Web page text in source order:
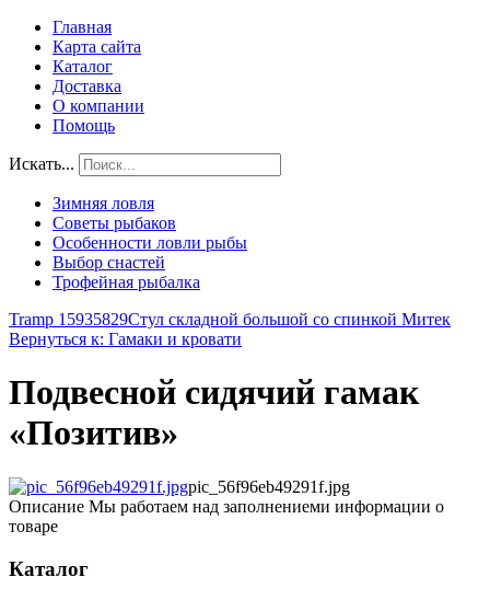
Главная
Карта сайта
Каталог
Доставка
О компании
Помощь
Искать...
Зимняя ловля
Советы рыбаков
Особенности ловли рыбы
Выбор снастей
Трофейная рыбалка
Tramp 15935829Стул складной большой со спинкой Митек
Вернуться к: Гамаки и кровати
Подвесной сидячий гамак
«Позитив»
pic_56f96eb49291f.jpg
Описание Мы работаем над заполнениеми информации о
товаре
Каталог